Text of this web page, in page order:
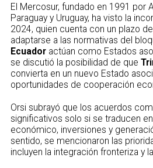
El Mercosur, fundado en 1991 por
Paraguay y Uruguay, ha visto la
2024, quien cuenta con un plazo
adaptarse a las normativas del
Ecuadoractúan como Estados
se discutió la posibilidad de que
convierta en un nuevo Estado
oportunidades de cooperación
Orsi subrayó que los acuerdos
significativos solo si se traducen
económico, inversiones y
sentido, se mencionaron las
incluyen la integración fronteriza y